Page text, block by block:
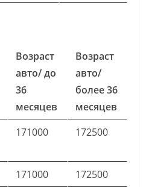
Возраст
авто/ до
36
месяцев
Возраст
авто/
более 36
месяцев
171000 172500
171000
172500